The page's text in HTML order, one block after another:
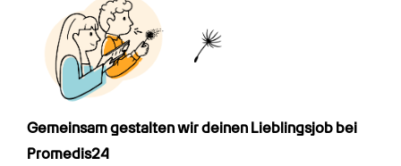
Gemeinsam gestalten wir deinen Lieblings­job bei
Promedis24